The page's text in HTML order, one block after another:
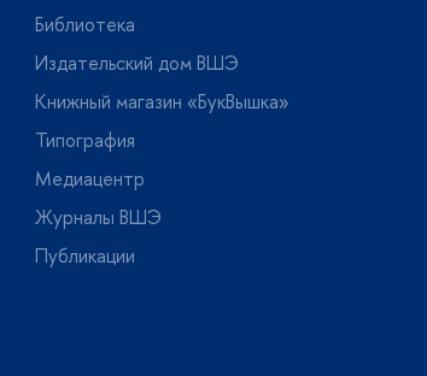
Библиотека
Издательский дом ВШЭ
Книжный магазин «БукВышка»
Типография
Медиацентр
Журналы ВШЭ
Публикации